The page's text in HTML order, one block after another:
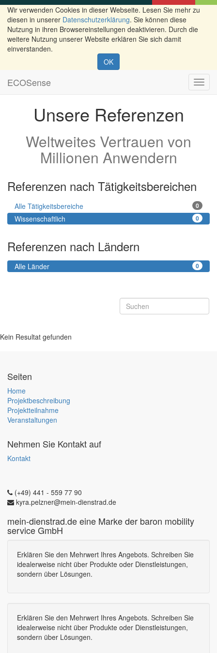
Wir verwenden Cookies in dieser Webseite. Lesen Sie mehr zu
diesen in unserer Datenschutzerklärung. Sie können diese
Nutzung in ihren Browsereinstellungen deaktivieren. Durch die
weitere Nutzung unserer Website erklären Sie sich damit
einverstanden.
OK
ein-/
ECOSense
Unsere Referenzen
Weltweites Vertrauen von
Millionen Anwendern
Referenzen nach Tätigkeitsbereichen
0
Alle Tätigkeitsbereiche
0
Wissenschaftlich
Referenzen nach Ländern
0
Alle Länder
Kein Resultat gefunden
Seiten
Home
Projektbeschreibung
Projektteilnahme
Veranstaltungen
Nehmen Sie Kontakt auf
Kontakt
(+49) 441 - 559 77 90
kyra.pelzner@mein-dienstrad.de
mein-dienstrad.de eine Marke der baron mobility
service GmbH
Erklären Sie den Mehrwert Ihres Angebots. Schreiben Sie
idealerweise nicht über Produkte oder Dienstleistungen,
sondern über Lösungen.
Erklären Sie den Mehrwert Ihres Angebots. Schreiben Sie
idealerweise nicht über Produkte oder Dienstleistungen,
sondern über Lösungen.